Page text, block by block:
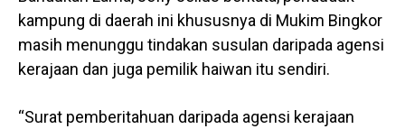
kampung di daerah ini khususnya di Mukim Bingkor
masih menunggu tindakan susulan daripada agensi
kerajaan dan juga pemilik haiwan itu sendiri.
“Surat pemberitahuan daripada agensi kerajaan